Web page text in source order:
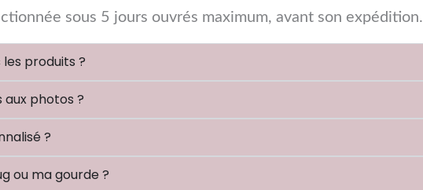
sous 5 jours ouvrés maximum, avant son expédition.
produits ?
aux photos ?
?
ou ma gourde ?